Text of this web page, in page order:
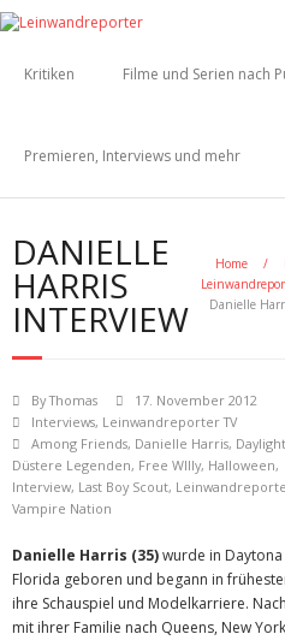
Kritiken Filme und Serien nach
Premieren, Interviews und mehr
DANIELLE
HARRIS
INTERVIEW
Home /
Danielle
ByThomas
17. November 2012
Interviews, Leinwandreporter TV
Among Friends, Danielle Harris, Daylight
Düstere Legenden, Free WIlly, Halloween,
Interview, Last Boy Scout,
Vampire Nation
Danielle Harris (35)wurde in Daytona
Florida geboren und begann in
ihre Schauspiel und Modelkarriere.
mit ihrer Familie nach Queens, New York